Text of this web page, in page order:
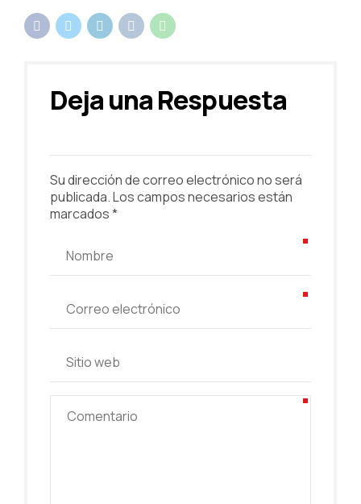
Deja una Respuesta
Su dirección de correo electrónico no será
publicada. Los campos necesarios están
marcados *